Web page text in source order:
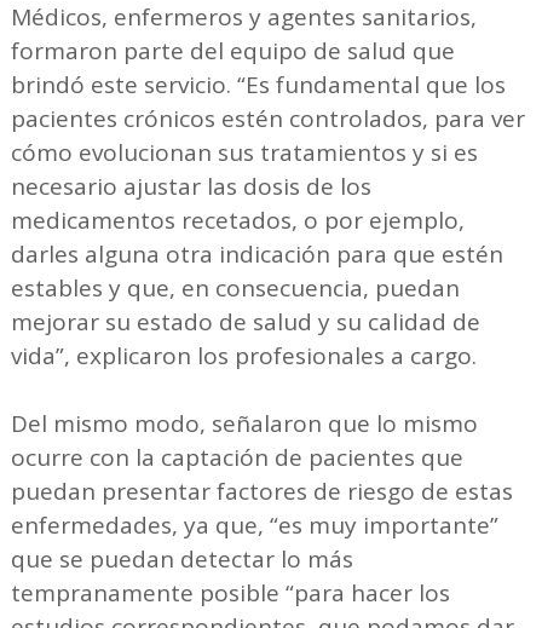
Médicos, enfermeros y agentes sanitarios,
formaron parte del equipo de salud que
brindó este servicio. “Es fundamental que los
pacientes crónicos estén controlados, para ver
cómo evolucionan sus tratamientos y si es
necesario ajustar las dosis de los
medicamentos recetados, o por ejemplo,
darles alguna otra indicación para que estén
estables y que, en consecuencia, puedan
mejorar su estado de salud y su calidad de
vida”, explicaron los profesionales a cargo.
Del mismo modo, señalaron que lo mismo
ocurre con la captación de pacientes que
puedan presentar factores de riesgo de estas
enfermedades, ya que, “es muy importante”
que se puedan detectar lo más
tempranamente posible “para hacer los